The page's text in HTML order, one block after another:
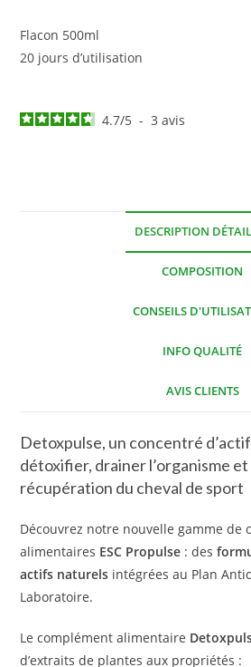
Flacon 500ml
20 jours d’utilisation
4.7/5 - 3avis
DESCRIPTION
COMPOSITION
CONSEILS
INFO QUALITÉ
AVIS CLIENTS
Detoxpulse, un concentré
détoxifier, drainer l’organisme
récupération du cheval de sport
Découvrez notre nouvelle gamme de
alimentaires ESC Propulse : des
actifs naturels intégrées au Plan
Laboratoire.
Le complément alimentaire
d’extraits de plantes aux propriétés :